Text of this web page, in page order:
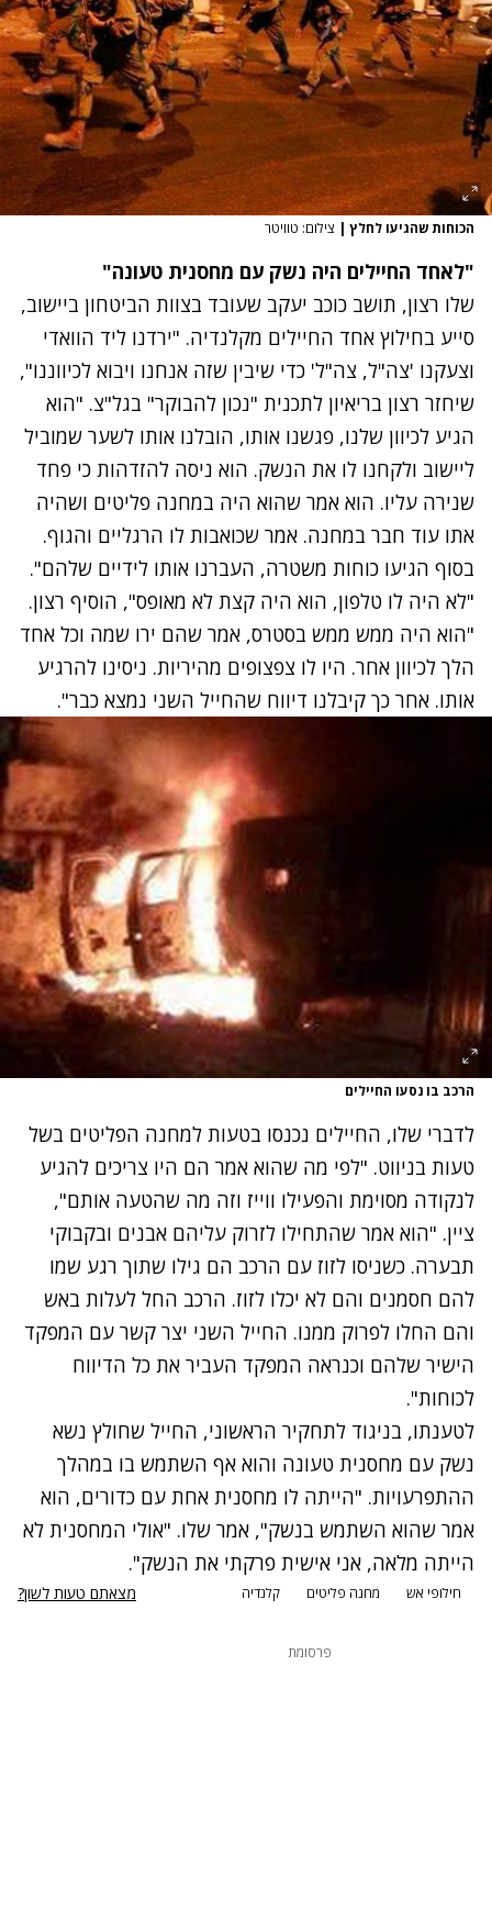
הכוחות שהגיעו לחלץ | צילום: טוויטר
"לאחד החיילים היה נשק עם מחסנית טעונה"
שלו רצון, תושב כוכב יעקב שעובד בצוות הביטחון ביישוב,
סייע בחילוץ אחד החיילים מקלנדיה. "ירדנו ליד הוואדי
וצעקנו 'צה"ל, צה"ל' כדי שיבין שזה אנחנו ויבוא לכיווננו",
שיחזר רצון בריאיון לתכנית "נכון להבוקר" בגל"צ. "הוא
הגיע לכיוון שלנו, פגשנו אותו, הובלנו אותו לשער שמוביל
ליישוב ולקחנו לו את הנשק. הוא ניסה להזדהות כי פחד
שנירה עליו. הוא אמר שהוא היה במחנה פליטים ושהיה
אתו עוד חבר במחנה. אמר שכואבות לו הרגליים והגוף.
בסוף הגיעו כוחות משטרה, העברנו אותו לידיים שלהם".
"לא היה לו טלפון, הוא היה קצת לא מאופס", הוסיף רצון.
"הוא היה ממש ממש בסטרס, אמר שהם ירו שמה וכל אחד
הלך לכיוון אחר. היו לו צפצופים מהיריות. ניסינו להרגיע
אותו. אחר כך קיבלנו דיווח שהחייל השני נמצא כבר".
הרכב בו נסעו החיילים
לדברי שלו, החיילים נכנסו בטעות למחנה הפליטים בשל
טעות בניווט. "לפי מה שהוא אמר הם היו צריכים להגיע
לנקודה מסוימת והפעילו ווייז וזה מה שהטעה אותם",
ציין. "הוא אמר שהתחילו לזרוק עליהם אבנים ובקבוקי
תבערה. כשניסו לזוז עם הרכב הם גילו שתוך רגע שמו
להם חסמנים והם לא יכלו לזוז. הרכב החל לעלות באש
והם החלו לפרוק ממנו. החייל השני יצר קשר עם המפקד
הישיר שלהם וכנראה המפקד העביר את כל הדיווח
לכוחות".
לטענתו, בניגוד לתחקיר הראשוני, החייל שחולץ נשא
נשק עם מחסנית טעונה והוא אף השתמש בו במהלך
ההתפרעויות. "הייתה לו מחסנית אחת עם כדורים, הוא
אמר שהוא השתמש בנשק", אמר שלו. "אולי המחסנית לא
הייתה מלאה, אני אישית פרקתי את הנשק".
חילופי אש מחנה פליטים קלנדיה מצאתם טעות לשון?
פרסומת